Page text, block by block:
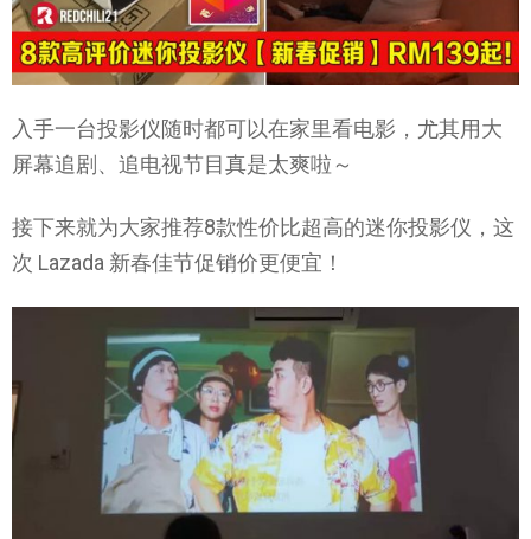
入手一台投影仪随时都可以在家里看电影，尤其用大
屏幕追剧、追电视节目真是太爽啦～
接下来就为大家推荐8款性价比超高的迷你投影仪，这
次 Lazada 新春佳节促销价更便宜！